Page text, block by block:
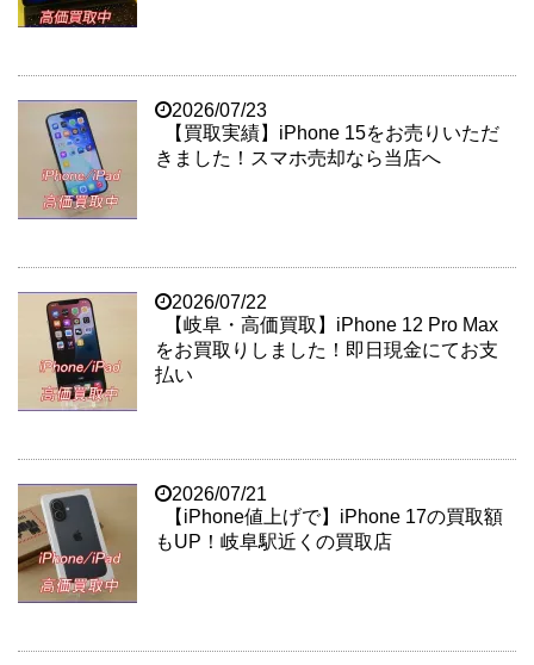
2026/07/23
【買取実績】iPhone 15をお売りいただ
きました！スマホ売却なら当店へ
2026/07/22
【岐阜・高価買取】iPhone 12 Pro Max
をお買取りしました！即日現金にてお支
払い
2026/07/21
【iPhone値上げで】iPhone 17の買取額
もUP！岐阜駅近くの買取店